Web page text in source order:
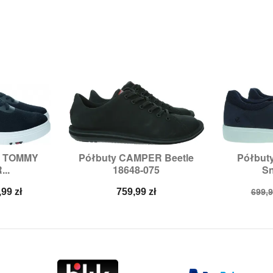
zł
42
Półbuty CAMPER Beetle
18648-075
Cena
759,99 zł
Szybki podgląd
Rozmiary:41
